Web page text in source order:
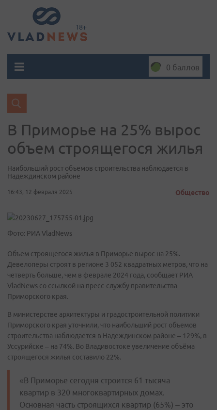
0 баллов
В Приморье на 25% вырос
объем строящегося жилья
Наибольший рост объемов строительства наблюдается в
Надеждинском районе
16:43, 12 февраля 2025 Общество
Фото: РИА VladNews
Объем строящегося жилья в Приморье вырос на 25%.
Девелоперы строят в регионе 3 052 квадратных метров, что на
четверть больше, чем в феврале 2024 года, сообщает РИА
VladNews со ссылкой на пресс-службу правительства
Приморского края.
В министерстве архитектуры и градостроительной политики
Приморского края уточнили, что наибольший рост объемов
строительства наблюдается в Надеждинском районе – 129%, в
Уссурийске – на 74%. Во Владивостоке увеличение объёма
строящегося жилья составило 22%.
«В Приморье сегодня строится 61 тысяча
квартир в 320 многоквартирных домах.
Основная часть строящихся квартир (65%) – это